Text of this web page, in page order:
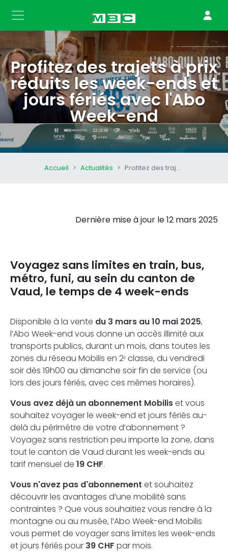
Profitez des trajets à prix
réduits les week-ends et
jours fériés avec l'Abo
Week-end
Accueil Actualités Profitez des trajets à prix réduits les week-ends et jours fériés avec l'Abo Week-end
Dernière mise à jour le12 mars 2025
Voyagez sans limites en train, bus,
métro, funi, au sein du canton de
Vaud, le temps de 4 week-ends
Disponible à la vente du 3 mars au 10 mai 2025,
l’Abo Week-end vous donne un accès illimité aux
transports publics, durant un mois, dans toutes les
zones du réseau Mobilis en 2ᵉ classe, du vendredi
soir dès 19h00 au dimanche soir fin de service (ou
lors des jours fériés, avec ces mêmes horaires).
Vous avez déjà un abonnement Mobiliset vous
souhaitez voyager le week-end et jours fériés au-
delà du périmètre de votre d’abonnement ?
Voyagez sans restriction peu importe la zone, dans
tout le canton de Vaud durant les week-ends au
tarif mensuel de 19 CHF.
Vous n'avez pas d'abonnement et souhaitez
découvrir les avantages d’une mobilité sans
contraintes ? Que vous souhaitiez vous rendre à la
montagne ou au musée, l’Abo Week-end Mobilis
vous permet de voyager sans limites les week-ends
et jours fériés pour 39 CHF par mois.